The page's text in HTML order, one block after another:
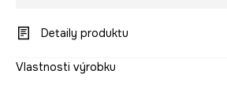
Detaily produktu
Vlastnosti výrobku